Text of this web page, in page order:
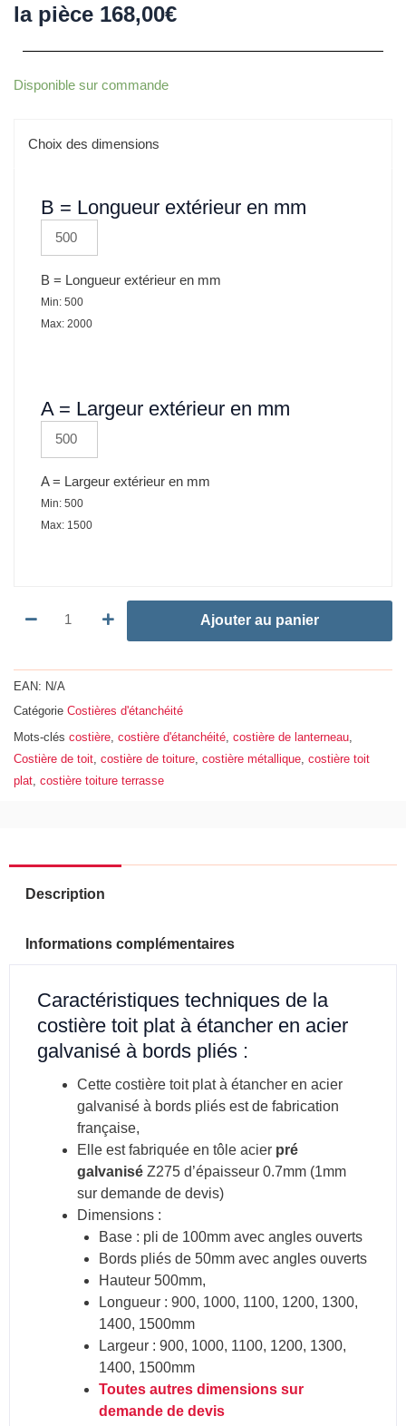
la pièce 168,00€
Disponible sur commande
Choix des dimensions
B = Longueur extérieur en mm
B = Longueur extérieur en mm
Min: 500
Max: 2000
A = Largeur extérieur en mm
A = Largeur extérieur en mm
Min: 500
Max: 1500
quantité
à
bords
pliés
en
acier
galvanisé
Ajouter au panier
EAN: N/A
Catégorie Costières d'étanchéité
Mots-clés costière costière d'étanchéité costière de lanterneau
Costière de toit costière de toiture costière métallique costière toit
plat costière toiture terrasse
Description
Informations complémentaires
Caractéristiques techniques de la
costière toit plat à étancher en acier
galvanisé à bords pliés :
Cette costière toit plat à étancher en acier
galvanisé à bords pliés est de fabrication
française,
Elle est fabriquée en tôle acier pré
galvaniséZ275 d’épaisseur 0.7mm (1mm
sur demande de devis)
Dimensions :
Base : pli de 100mm avec angles ouverts
Bords pliés de 50mm avec angles ouverts
Hauteur 500mm,
Longueur : 900, 1000, 1100, 1200, 1300,
1400, 1500mm
Largeur : 900, 1000, 1100, 1200, 1300,
1400, 1500mm
Toutes autres dimensions sur
demande de devis